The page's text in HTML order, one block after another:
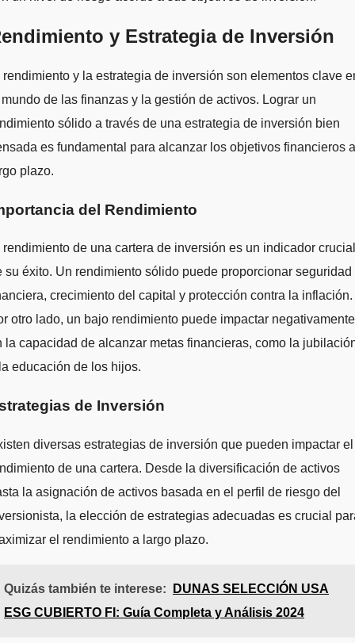
y Estrategia de Inversión
rendimiento y la estrategia de inversión son elementos clave
de las finanzas y la gestión de activos. Lograr un
sólido a través de una estrategia de inversión bien
es fundamental para alcanzar los objetivos financieros a
plazo.
del Rendimiento
rendimiento de una cartera de inversión es un indicador crucial
su éxito. Un rendimiento sólido puede proporcionar seguridad
crecimiento del capital y protección contra la inflación.
otro lado, un bajo rendimiento puede impactar negativamente
la capacidad de alcanzar metas financieras, como la
educación de los hijos.
de Inversión
diversas estrategias de inversión que pueden impactar el
de una cartera. Desde la diversificación de activos
la asignación de activos basada en el perfil de riesgo del
la elección de estrategias adecuadas es crucial
el rendimiento a largo plazo.
Quizás también te interese:
DUNAS SELECCIÓN USA
ESG CUBIERTO FI: Guía Completa y Análisis 2024